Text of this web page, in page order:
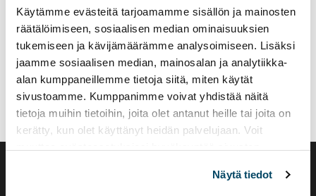
Käytämme evästeitä tarjoamamme sisällön ja mainosten
räätälöimiseen, sosiaalisen median ominaisuuksien
tukemiseen ja kävijämäärämme analysoimiseen. Lisäksi
jaamme sosiaalisen median, mainosalan ja analytiikka-
alan kumppaneillemme tietoja siitä, miten käytät
sivustoamme. Kumppanimme voivat yhdistää näitä
tietoja muihin tietoihin, joita olet antanut heille tai joita on
kerätty, kun olet käyttänyt heidän palvelujaan. Voit
Näytä tiedot